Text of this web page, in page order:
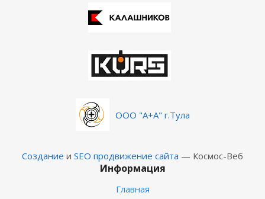
ООО "А+А" г.Тула
Создание и SEO продвижение сайта — Космос-Веб
Информация
Главная